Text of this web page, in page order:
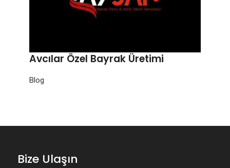
Avcılar Özel Bayrak Üretimi
Blog
Bize Ulaşın